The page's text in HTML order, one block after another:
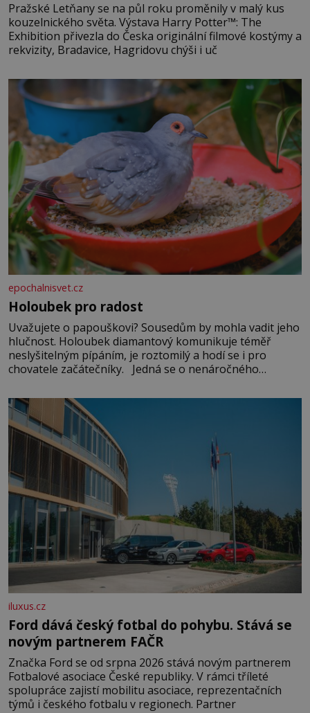
Pražské Letňany se na půl roku proměnily v malý kus
kouzelnického světa. Výstava Harry Potter™: The
Exhibition přivezla do Česka originální filmové kostýmy a
rekvizity, Bradavice, Hagridovu chýši i uč
epochalnisvet.cz
Holoubek pro radost
Uvažujete o papouškovi? Sousedům by mohla vadit jeho
hlučnost. Holoubek diamantový komunikuje téměř
neslyšitelným pípáním, je roztomilý a hodí se i pro
chovatele začátečníky. Jedná se o nenáročného
času tráví na zemi, kde sbírá zbytky semínek Jeho
domovinou je prakticky celá Austrálie s výjimkou
pobřežní oblasti.
iluxus.cz
Ford dává český fotbal do pohybu. Stává se
novým partnerem FAČR
Značka Ford se od srpna 2026 stává novým partnerem
Fotbalové asociace České republiky. V rámci tříleté
spolupráce zajistí mobilitu asociace, reprezentačních
týmů i českého fotbalu v regionech. Partner